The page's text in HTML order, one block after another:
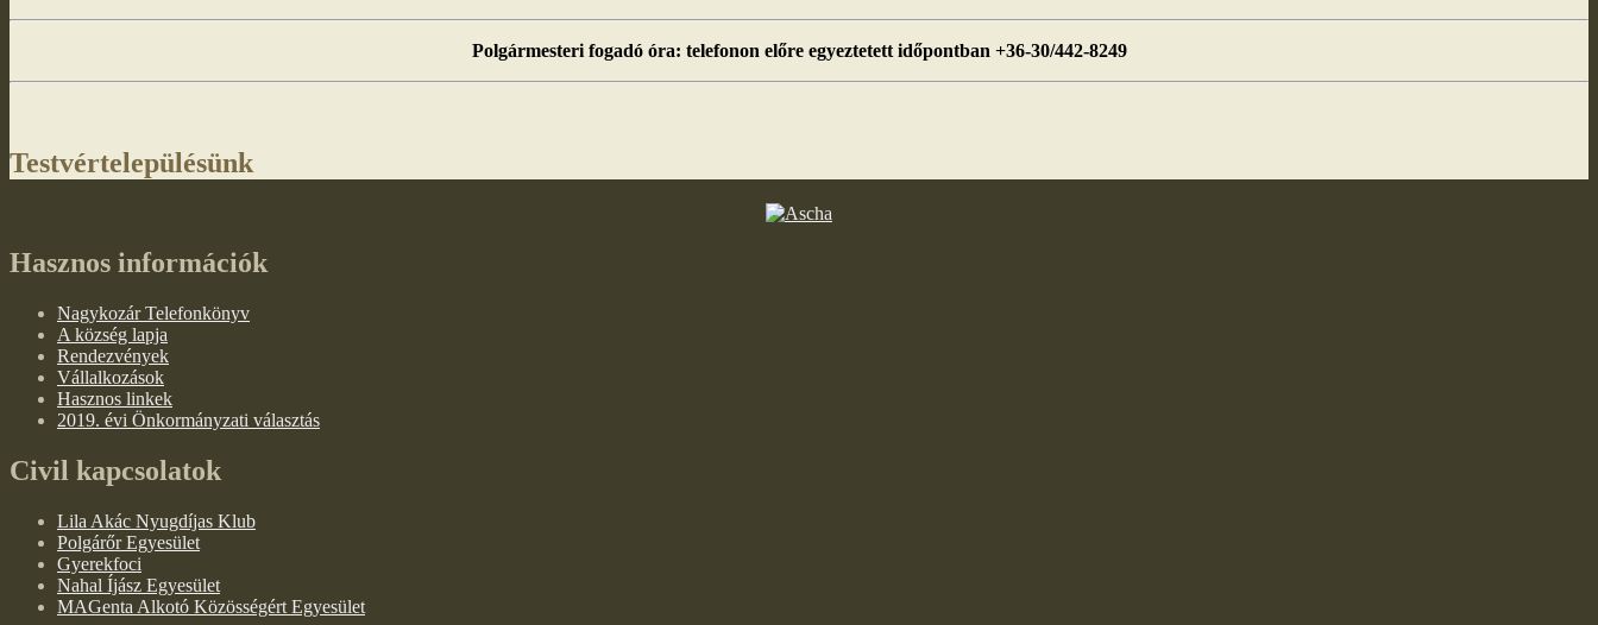
Polgármesteri fogadó óra: telefonon előre egyeztetett időpontban +36-30/442-8249
Testvértelepülésünk
Hasznos információk
Nagykozár Telefonkönyv
A község lapja
Rendezvények
Vállalkozások
Hasznos linkek
2019. évi Önkormányzati választás
Civil kapcsolatok
Lila Akác Nyugdíjas Klub
Polgárőr Egyesület
Gyerekfoci
Nahal Íjász Egyesület
MAGenta Alkotó Közösségért Egyesület